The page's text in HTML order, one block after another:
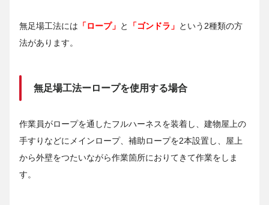
無足場工法には 「ロープ」 と 「ゴンドラ」 という2種類の方
法があります。
無足場工法ーロープを使用する場合
作業員がロープを通したフルハーネスを装着し、建物屋上の
手すりなどにメインロープ、補助ロープを2本設置し、屋上
から外壁をつたいながら作業箇所におりてきて作業をしま
す。